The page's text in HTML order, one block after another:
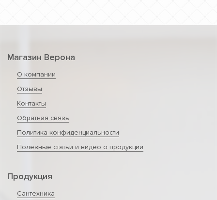
Магазин Верона
О компании
Отзывы
Контакты
Обратная связь
Политика конфиденциальности
Полезные статьи и видео о продукции
Продукция
Сантехника